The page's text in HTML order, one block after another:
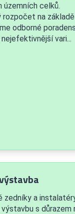
územních celků.
rozpočet na základě
odborné
vari...
zedníky a
s důrazem